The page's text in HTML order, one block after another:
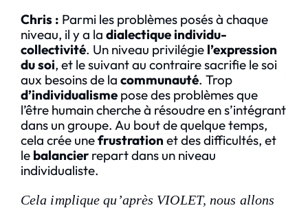
Chris : Parmi les problèmes posés à chaque
niveau, il y a la dialectique individu-
collectivité. Un niveau privilégie l’expression
du soi, et le suivant au contraire sacrifie le soi
aux besoins de la communauté. Trop
d’individualismepose des problèmes que
l’être humain cherche à résoudre en s’intégrant
dans un groupe. Au bout de quelque temps,
cela crée unefrustration et des difficultés, et
le balancierrepart dans un niveau
individualiste.
Cela implique qu’après VIOLET, nous allons